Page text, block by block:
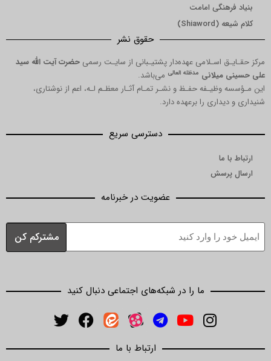
بنیاد فرهنگی امامت
کلام شیعه (Shiaword)
حقوق نشر
مرکز حقـایـق اسـلامی عهده‌دار پشتیـبانی از سایـت رسمی حضرت آیت الله سید
علی حسینی میلانی مدظله العالی می‌باشد.
این مـؤسسه وظیـفه حفـظ و نشـر تمـام آثـار معظـم لـه، اعم از نوشتاری،
شنیداری و دیداری را برعهده دارد.
دسترسی سریع
ارتباط با ما
ارسال پرسش
عضویت در خبرنامه
ما را در شبکه‌های اجتماعی دنبال کنید
ارتباط با ما